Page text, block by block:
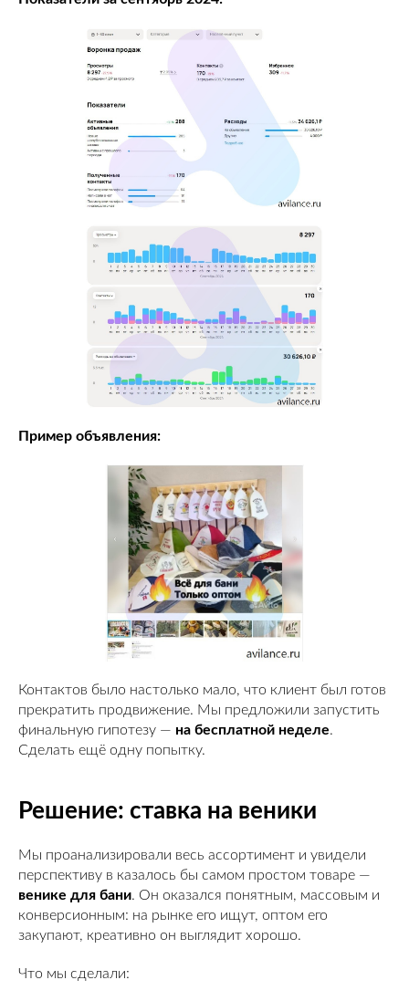
Пример объявления:
Контактов было настолько мало, что клиент был готов
прекратить продвижение. Мы предложили запустить
финальную гипотезу — на бесплатной неделе.
Сделать ещё одну попытку.
Решение: ставка на веники
Мы проанализировали весь ассортимент и увидели
перспективу в казалось бы самом простом товаре —
венике для бани. Он оказался понятным, массовым и
конверсионным: на рынке его ищут, оптом его
закупают, креативно он выглядит хорошо.
Что мы сделали: